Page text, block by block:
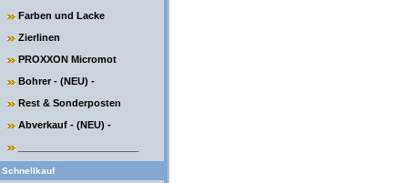
Farben und Lacke
Zierlinen
PROXXON Micromot
Bohrer - (NEU) -
Rest & Sonderposten
Abverkauf - (NEU) -
Schnellkauf